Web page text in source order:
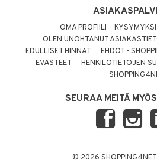
OMA PROFIILI
OLEN UNOHTANUT
EDULLISET HINNAT
EHDOT -
EVÄSTEET
HENKILÖTIETOJEN
SEURAA MEITÄ
© 2026 SHOPPING4NET